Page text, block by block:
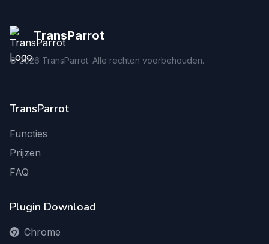
TransParrot
©2026 TransParrot. Alle rechten voorbehouden.
TransParrot
Functies
Prijzen
FAQ
Plugin Download
Chrome